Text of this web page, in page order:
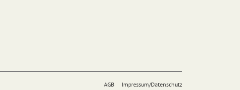
AGB Impressum/Datenschutz